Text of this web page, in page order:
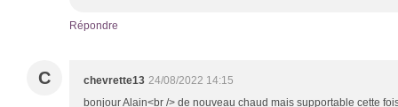
Répondre
C chevrette13 24/08/2022 14:15
bonjour Alain<br /> de nouveau chaud mais supportable cette